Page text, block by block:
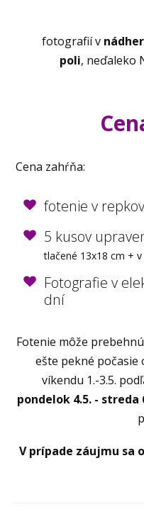
fotografií v
poli, neďaleko
Cena zahŕňa:
fotenie v
5 kusov
tlačené 13x18 cm +
Fotografie v
dní
Fotenie môže
ešte pekné počasie
víkendu 1.-3.5.
pondelok 4.5. - streda
V prípade záujmu sa